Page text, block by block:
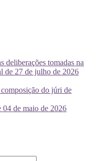
deliberações tomadas na
de 27 de julho de 2026
do júri de
04 de maio de 2026